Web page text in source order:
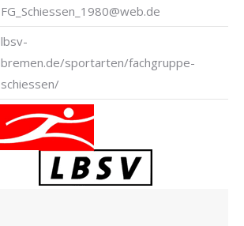
FG_Schiessen_1980@web.de
lbsv-
bremen.de/sportarten/fachgruppe-
schiessen/